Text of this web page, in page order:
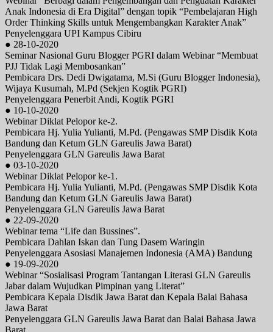
Anak Indonesia di Era Digital” dengan topik “Pembelajaran High
Order Thinking Skills untuk Mengembangkan Karakter Anak”
Penyelenggara UPI Kampus Cibiru
● 28-10-2020
Seminar Nasional Guru Blogger PGRI dalam Webinar “Membuat
PJJ Tidak Lagi Membosankan”
Pembicara Drs. Dedi Dwigatama, M.Si (Guru Blogger Indonesia),
Wijaya Kusumah, M.Pd (Sekjen Kogtik PGRI)
Penyelenggara Penerbit Andi, Kogtik PGRI
● 10-10-2020
Webinar Diklat Pelopor ke-2.
Pembicara Hj. Yulia Yulianti, M.Pd. (Pengawas SMP Disdik Kota
Bandung dan Ketum GLN Gareulis Jawa Barat)
Penyelenggara GLN Gareulis Jawa Barat
● 03-10-2020
Webinar Diklat Pelopor ke-1.
Pembicara Hj. Yulia Yulianti, M.Pd. (Pengawas SMP Disdik Kota
Bandung dan Ketum GLN Gareulis Jawa Barat)
Penyelenggara GLN Gareulis Jawa Barat
● 22-09-2020
Webinar tema “Life dan Bussines”.
Pembicara Dahlan Iskan dan Tung Dasem Waringin
Penyelenggara Asosiasi Manajemen Indonesia (AMA) Bandung
● 19-09-2020
Webinar “Sosialisasi Program Tantangan Literasi GLN Gareulis
Jabar dalam Wujudkan Pimpinan yang Literat”
Pembicara Kepala Disdik Jawa Barat dan Kepala Balai Bahasa
Jawa Barat
Penyelenggara GLN Gareulis Jawa Barat dan Balai Bahasa Jawa